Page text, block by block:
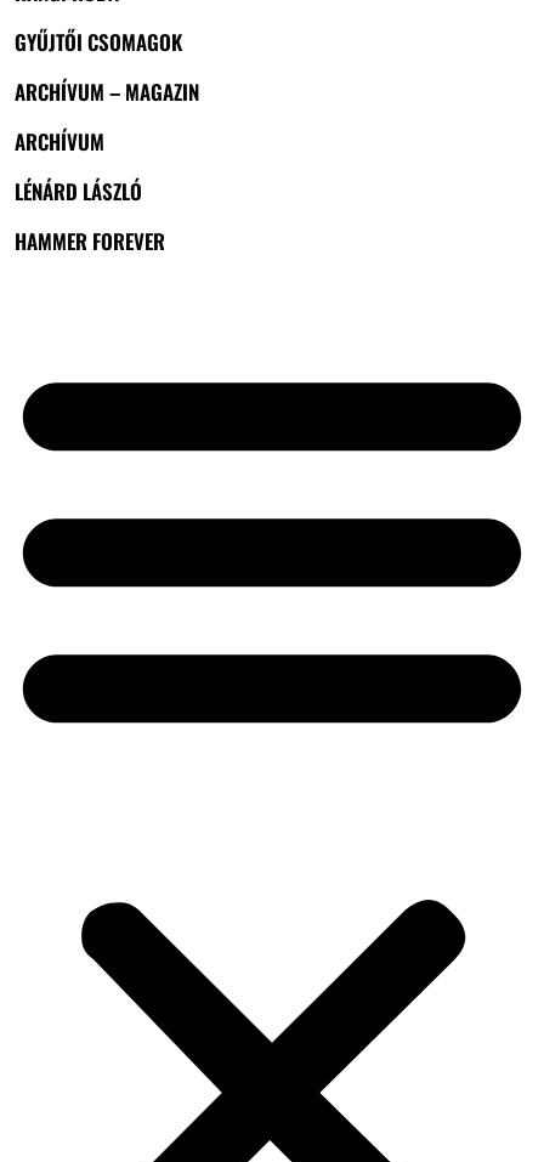
GYŰJTŐI CSOMAGOK
ARCHÍVUM – MAGAZIN
ARCHÍVUM
LÉNÁRD LÁSZLÓ
HAMMER FOREVER